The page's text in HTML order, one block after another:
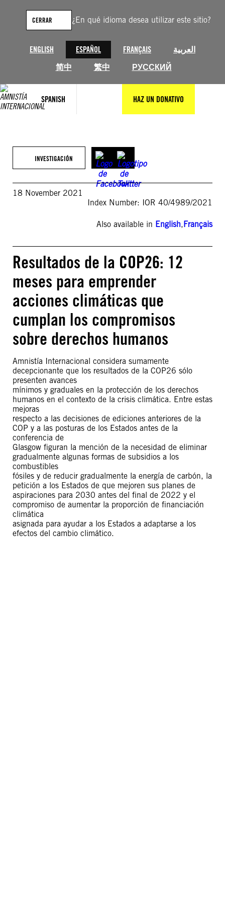
¿En qué idioma desea utilizar este sitio?
ENGLISH ESPAÑOL FRANÇAIS
العربية
简中
繁中 РУССКИЙ
CERRAR
SPANISH HAZ UN DONATIVO
contenido
INVESTIGACIÓN
18 November 2021
Index Number: IOR 40/4989/2021
Also available in English,Français
Resultados de la COP26: 12
meses para emprender
acciones climáticas que
cumplan los compromisos
sobre derechos humanos
Amnistía Internacional considera sumamente
decepcionante que los resultados de la COP26 sólo
presenten avances
mínimos y graduales en la protección de los derechos
humanos en el contexto de la crisis climática. Entre estas
mejoras
respecto a las decisiones de ediciones anteriores de la
COP y a las posturas de los Estados antes de la
conferencia de
Glasgow figuran la mención de la necesidad de eliminar
gradualmente algunas formas de subsidios a los
combustibles
fósiles y de reducir gradualmente la energía de carbón, la
petición a los Estados de que mejoren sus planes de
aspiraciones para 2030 antes del final de 2022 y el
compromiso de aumentar la proporción de financiación
climática
asignada para ayudar a los Estados a adaptarse a los
efectos del cambio climático.